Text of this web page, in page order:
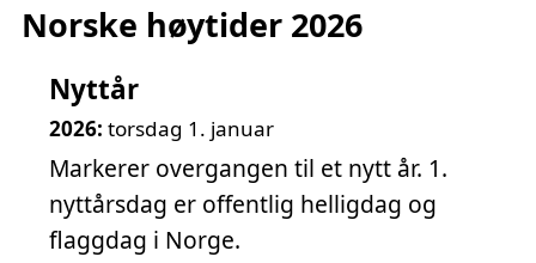
Norske høytider 2026
Nyttår
2026: torsdag 1. januar
Markerer overgangen til et nytt år. 1.
nyttårsdag er offentlig helligdag og
flaggdag i Norge.